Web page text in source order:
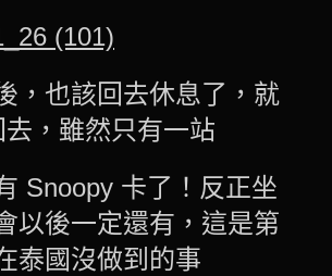
，也該回去休息了，就
，雖然只有一站
Snoopy 卡了！反正坐
以後一定還有，這是第
泰國沒做到的事